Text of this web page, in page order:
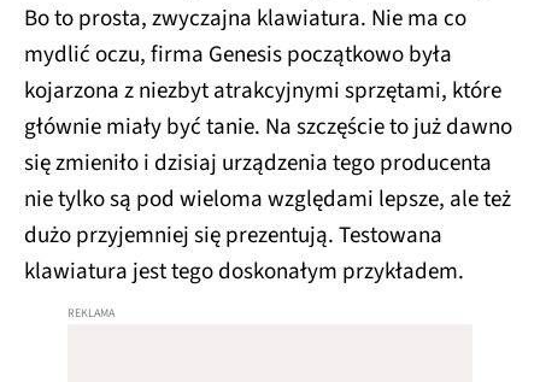
Bo to prosta, zwyczajna klawiatura. Nie ma co
mydlić oczu, firma Genesis początkowo była
kojarzona z niezbyt atrakcyjnymi sprzętami, które
głównie miały być tanie. Na szczęście to już dawno
się zmieniło i dzisiaj urządzenia tego producenta
nie tylko są pod wieloma względami lepsze, ale też
dużo przyjemniej się prezentują. Testowana
klawiatura jest tego doskonałym przykładem.